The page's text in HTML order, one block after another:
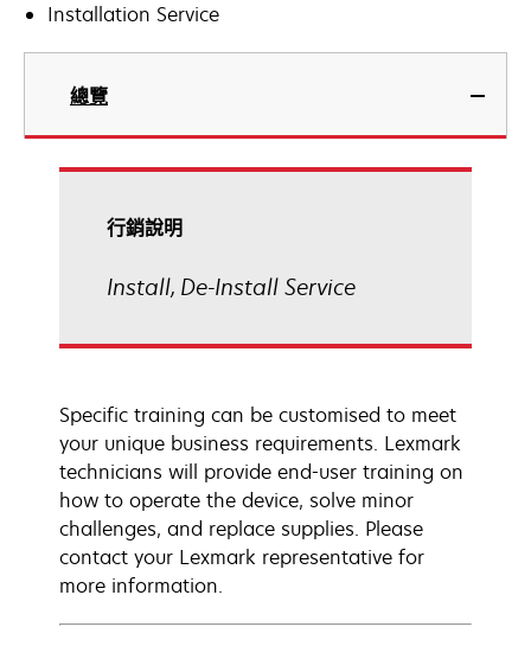
Installation Service
總覽
行銷說明
Install, De-Install Service
Specific training can be customised to meet
your unique business requirements. Lexmark
technicians will provide end-user training on
how to operate the device, solve minor
challenges, and replace supplies. Please
contact your Lexmark representative for
more information.